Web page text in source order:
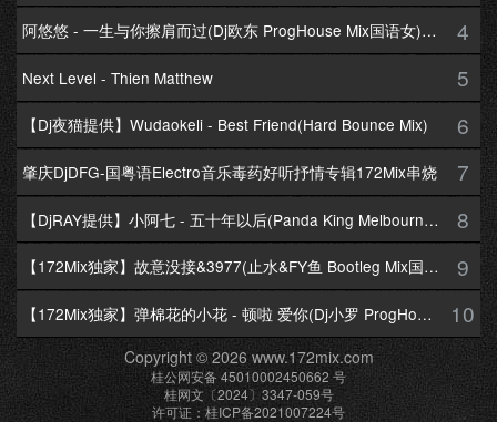
阿悠悠 - 一生与你擦肩而过(Dj欧东 ProgHouse Mix国语女)Dj小耀修改 4
Next Level - Thien Matthew 5
【Dj夜猫提供】Wudaokeli - Best Friend(Hard Bounce Mix) 6
肇庆DjDFG-国粤语Electro音乐毒药好听抒情专辑172Mix串烧 7
【DjRAY提供】小阿七 - 五十年以后(Panda King Melbourne Mix国语女) 8
【172Mix独家】故意没接&3977(止水&FY鱼 Bootleg Mix国语男) 9
【172Mix独家】弹棉花的小花 - 顿啦 爱你(Dj小罗 ProgHouse Mix国语女)v2 10
Copyright © 2026 www.172mix.com
桂公网安备 45010002450662 号
桂网文〔2024〕3347-059号
许可证：桂ICP备2021007224号